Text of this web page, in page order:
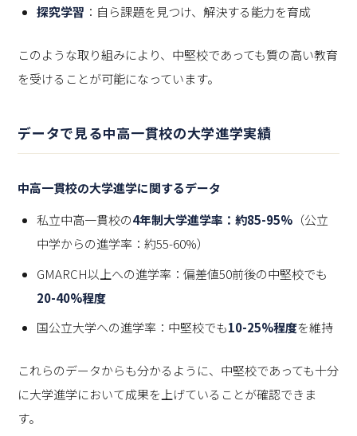
探究学習 ：自ら課題を見つけ、解決する能力を育成
このような取り組みにより、中堅校であっても質の高い教育
を受けることが可能になっています。
データで見る中高一貫校の大学進学実績
中高一貫校の大学進学に関するデータ
私立中高一貫校の4年制大学進学率：約85-95% （公立
中学からの進学率：約55-60%）
GMARCH以上への進学率：偏差値50前後の中堅校でも
20-40%程度
国公立大学への進学率：中堅校でも10-25%程度を維持
これらのデータからも分かるように、中堅校であっても十分
に大学進学において成果を上げていることが確認できま
す。